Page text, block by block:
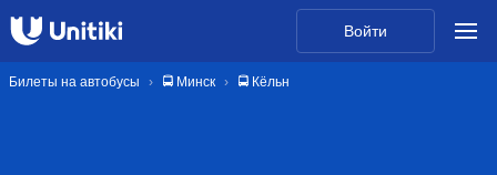
Войти
Билеты на автобусы 🚍 Минск 🚍 Кёльн